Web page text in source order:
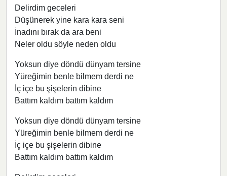
Delirdim geceleri
Düşünerek yine kara kara seni
İnadını bırak da ara beni
Neler oldu söyle neden oldu
Yoksun diye döndü dünyam tersine
Yüreğimin benle bilmem derdi ne
İç içe bu şişelerin dibine
Battım kaldım battım kaldım​
Yoksun diye döndü dünyam tersine
Yüreğimin benle bilmem derdi ne
İç içe bu şişelerin dibine
Battım kaldım battım kaldım​​